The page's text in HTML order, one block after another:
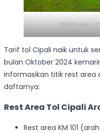
Salah satu
Tarif tol Cipali naik untuk
bulan Oktober 2024
informasikan titik rest area
daftarnya:
Rest Area Tol Cipali
Rest area KM 101